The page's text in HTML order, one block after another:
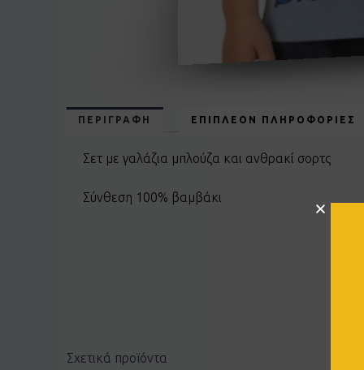
ΠΕΡΙΓΡΑΦΉ ΕΠΙΠΛΈΟΝ ΠΛΗΡΟΦΟΡΊΕΣ
Σετ με γαλάζια μπλούζα και ανθρακί σορτς
Σύνθεση 100% βαμβάκι
Σχετικά προϊόντα